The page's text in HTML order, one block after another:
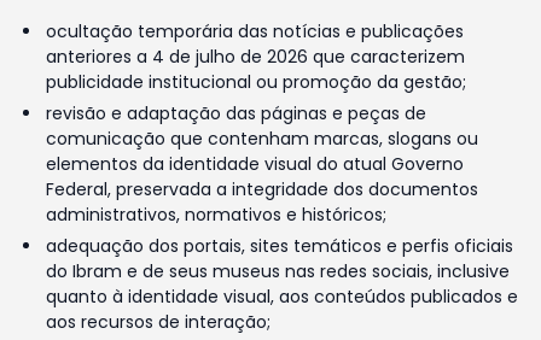
ocultação temporária das notícias e publicações
anteriores a 4 de julho de 2026 que caracterizem
publicidade institucional ou promoção da gestão;
revisão e adaptação das páginas e peças de
comunicação que contenham marcas, slogans ou
elementos da identidade visual do atual Governo
Federal, preservada a integridade dos documentos
administrativos, normativos e históricos;
adequação dos portais, sites temáticos e perfis oficiais
do Ibram e de seus museus nas redes sociais, inclusive
quanto à identidade visual, aos conteúdos publicados e
aos recursos de interação;